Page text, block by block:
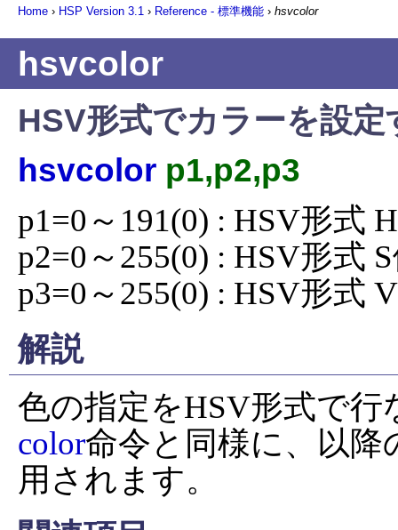
Home › HSP Version 3.1 › Reference - 標準機能 › hsvcolor
hsvcolor
HSV形式でカラーを設定
hsvcolor p1,p2,p3
p1=0～191(0) : HSV形式
p2=0～255(0) : HSV形式
p3=0～255(0) : HSV形式
解説
color命令と同様に、以
用されます。